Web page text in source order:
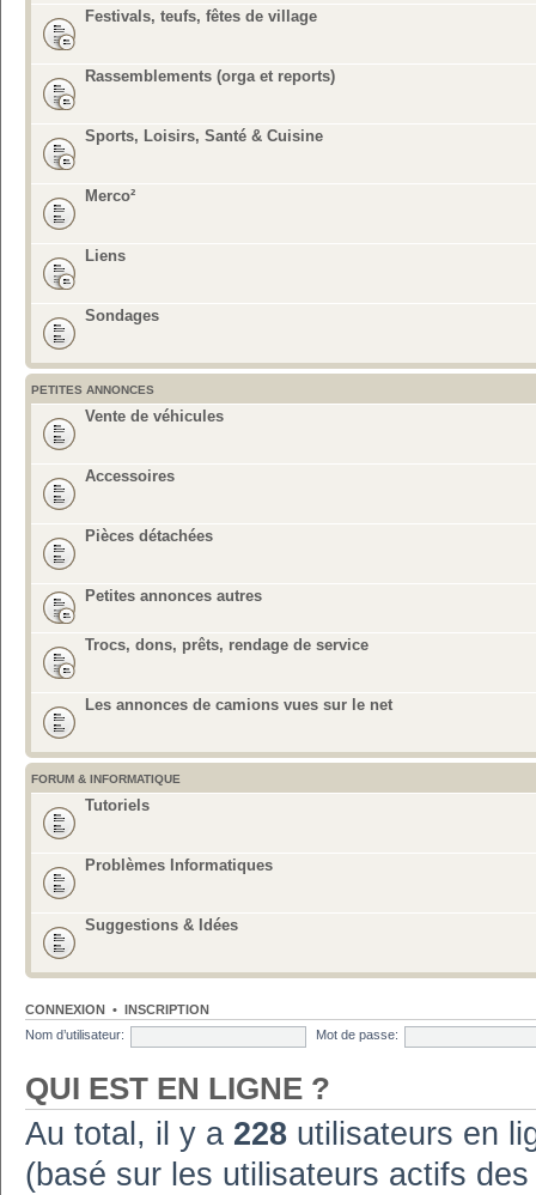
Festivals, teufs, fêtes de village
Rassemblements (orga et reports)
Sports, Loisirs, Santé & Cuisine
Merco²
Liens
Sondages
PETITES ANNONCES
Vente de véhicules
Accessoires
Pièces détachées
Petites annonces autres
Trocs, dons, prêts, rendage de service
Les annonces de camions vues sur le net
FORUM & INFORMATIQUE
Tutoriels
Problèmes Informatiques
Suggestions & Idées
CONNEXION • INSCRIPTION
Nom d’utilisateur:
Mot de passe:
QUI EST EN LIGNE ?
Au total, il y a 228 utilisateurs en
(basé sur les utilisateurs actifs